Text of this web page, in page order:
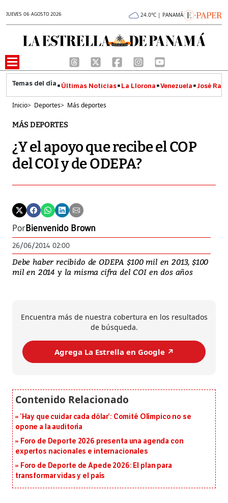
JUEVES 06 AGOSTO 2026 24.0°C | PANAMÁ
Últimas Noticias La Llorona Venezuela José
Inicio> Deportes> Más deportes
MÁS DEPORTES
¿Y el apoyo que recibe el COP
del COI y de ODEPA?
PorBienvenido Brown
26/06/2014 02:00
Debe haber recibido de ODEPA $100 mil en 2013, $100
mil en 2014 y la misma cifra del COI en dos años
Encuentra más de nuestra cobertura en los resultados
de búsqueda.
Agrega La Estrella en Google ↗️
‘Hay que cuidar cada dólar’: Comité Olímpico no se
opone a la auditoría
Foro de Deporte 2026 presenta una agenda con
expertos nacionales e internacionales
Foro de Deporte de Apede 2026: El plan para
transformar vidas y el país